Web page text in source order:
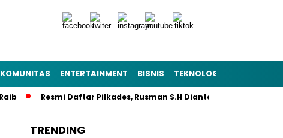
KOMUNITAS ENTERTAINMENT BISNIS TEKNOLOGI
Resmi Daftar Pilkades, Rusman S.H Diantar Sekitar 1.000
TRENDING